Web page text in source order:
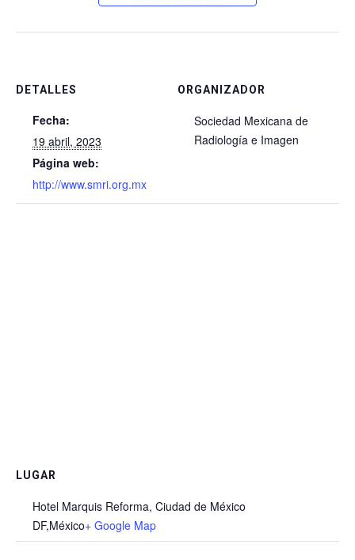
DETALLES
Fecha:
19 abril, 2023
Página web:
http://www.smri.org.mx
ORGANIZADOR
Sociedad Mexicana de
Radiología e Imagen
LUGAR
Hotel Marquis Reforma, Ciudad de México
DF,México+ Google Map